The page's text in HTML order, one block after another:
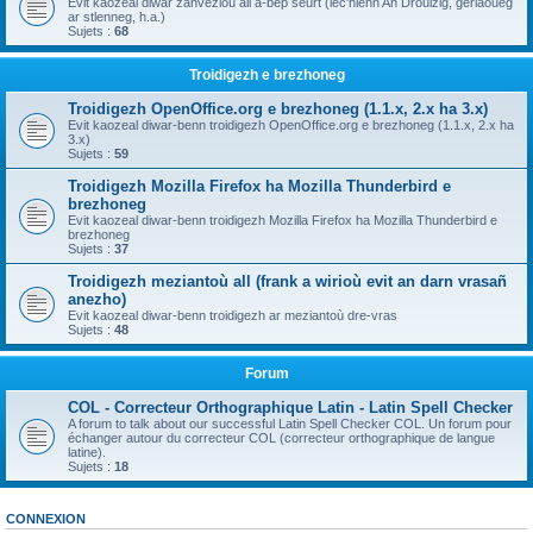
ar stlenneg, h.a.)
Sujets : 68
Troidigezh e brezhoneg
Troidigezh OpenOffice.org e brezhoneg (1.1.x, 2.x ha 3.x)
Evit kaozeal diwar-benn troidigezh OpenOffice.org e brezhoneg (1.1.x, 2.x ha
3.x)
Sujets : 59
Troidigezh Mozilla Firefox ha Mozilla Thunderbird e
brezhoneg
Evit kaozeal diwar-benn troidigezh Mozilla Firefox ha Mozilla Thunderbird e
brezhoneg
Sujets : 37
Troidigezh meziantoù all (frank a wirioù evit an darn vrasañ
anezho)
Evit kaozeal diwar-benn troidigezh ar meziantoù dre-vras
Sujets : 48
Forum
COL - Correcteur Orthographique Latin - Latin Spell Checker
A forum to talk about our successful Latin Spell Checker COL. Un forum pour
échanger autour du correcteur COL (correcteur orthographique de langue
latine).
Sujets : 18
CONNEXION